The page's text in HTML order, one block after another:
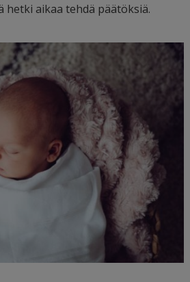
hetki aikaa tehdä päätöksiä.